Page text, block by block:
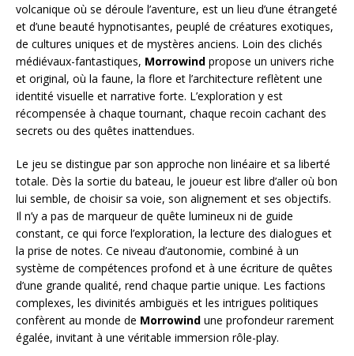
volcanique où se déroule l’aventure, est un lieu d’une étrangeté
et d’une beauté hypnotisantes, peuplé de créatures exotiques,
de cultures uniques et de mystères anciens. Loin des clichés
médiévaux-fantastiques, Morrowind propose un univers riche
et original, où la faune, la flore et l’architecture reflètent une
identité visuelle et narrative forte. L’exploration y est
récompensée à chaque tournant, chaque recoin cachant des
secrets ou des quêtes inattendues.
Le jeu se distingue par son approche non linéaire et sa liberté
totale. Dès la sortie du bateau, le joueur est libre d’aller où bon
lui semble, de choisir sa voie, son alignement et ses objectifs.
Il n’y a pas de marqueur de quête lumineux ni de guide
constant, ce qui force l’exploration, la lecture des dialogues et
la prise de notes. Ce niveau d’autonomie, combiné à un
système de compétences profond et à une écriture de quêtes
d’une grande qualité, rend chaque partie unique. Les factions
complexes, les divinités ambiguës et les intrigues politiques
confèrent au monde de Morrowind une profondeur rarement
égalée, invitant à une véritable immersion rôle-play.